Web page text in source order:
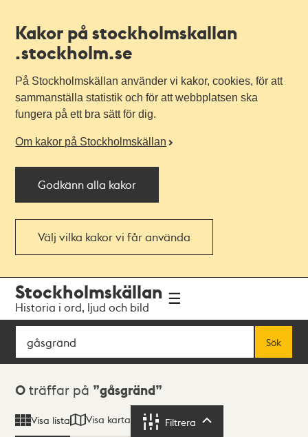
Kakor på stockholmskallan
.stockholm.se
På Stockholmskällan använder vi kakor, cookies, för att
sammanställa statistik och för att webbplatsen ska
fungera på ett bra sätt för dig.
Om kakor på Stockholmskällan
Godkänn alla kakor
Välj vilka kakor vi får använda
navigationen
huvudinnehållet
Stockholmskällan
Historia i ord, ljud och bild
Sök
Sök
Sökresultat
0 träffar på gåsgränd
Visa lista Visa karta Filtrera